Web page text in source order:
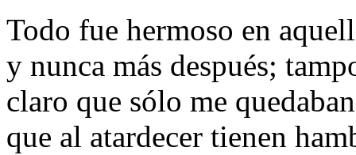
Todo fue hermoso en
y nunca más después;
claro que sólo me
que al atardecer tienen